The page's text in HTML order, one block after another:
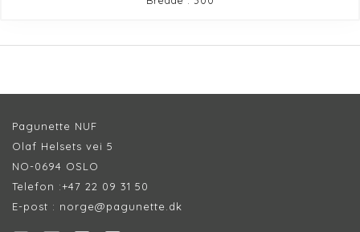
Pagunette NUF
Olaf Helsets vei 5
NO-0694 OSLO
Telefon :+47 22 09 31 50
E-post : norge@pagunette.dk